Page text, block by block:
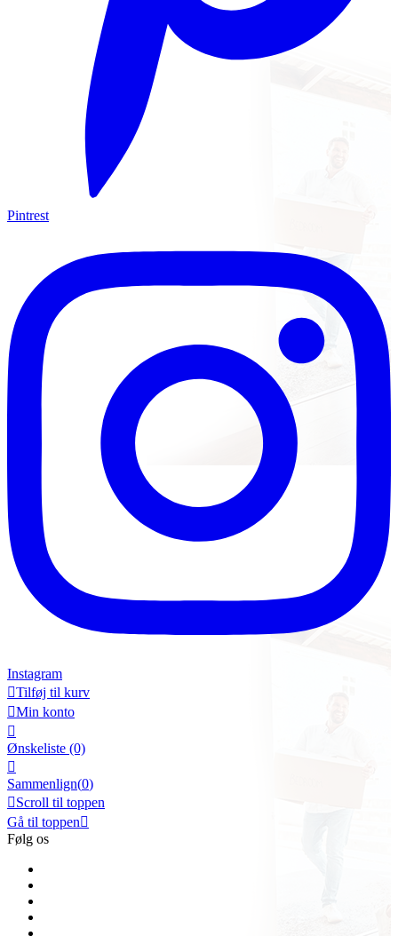
Pintrest
Instagram
Tilføj til kurv
Min konto

Ønskeliste (0)

Sammenlign(0)
Scroll til toppen
Gå til toppen
Følg os